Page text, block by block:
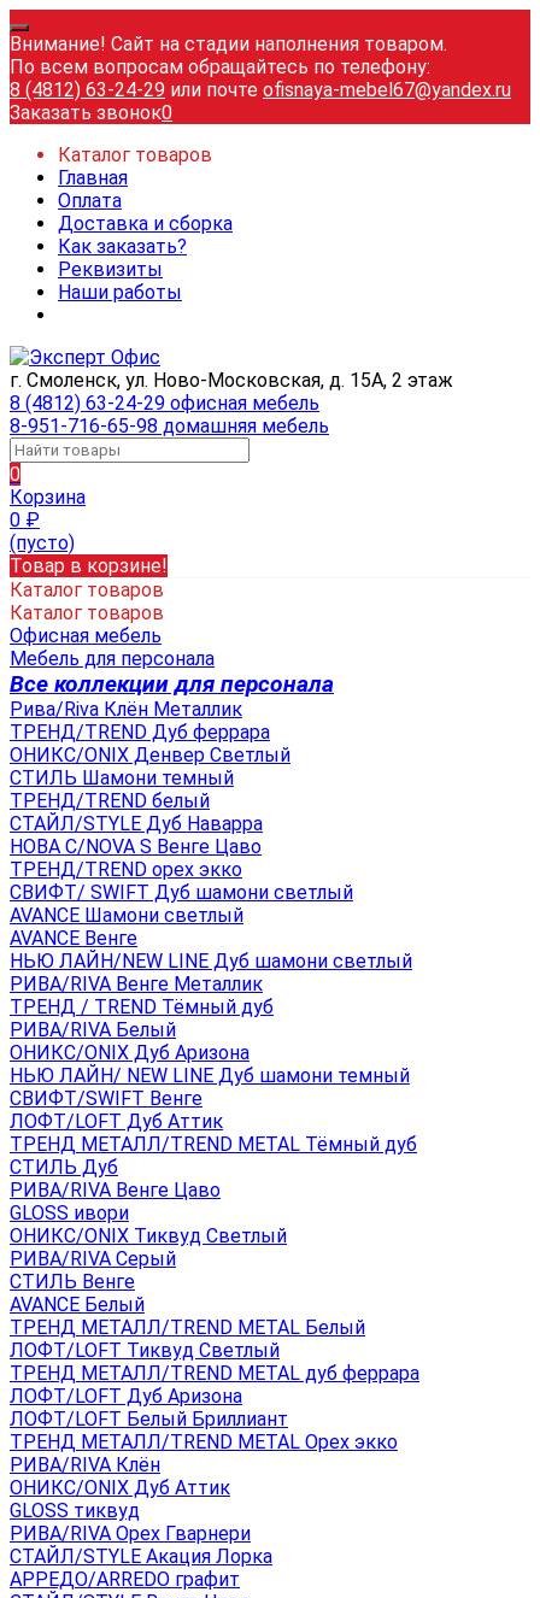
Внимание! Сайт на стадии наполнения товаром.
По всем вопросам обращайтесь по телефону:
8 (4812) 63-24-29 или почте ofisnaya-mebel67@yandex.ru
Заказать звонок0
Каталог товаров
Главная
Оплата
Доставка и сборка
Как заказать?
Реквизиты
Наши работы
г. Смоленск, ул. Ново-Московская, д. 15А, 2 этаж
8 (4812) 63-24-29 офисная мебель
8-951-716-65-98 домашняя мебель
0
Корзина
0 ₽
(пусто)
Товар в корзине!
Каталог товаров
Каталог товаров
Офисная мебель
Мебель для персонала
Все коллекции для персонала
Рива/Riva Клён Металлик
ТРЕНД/TREND Дуб феррара
ОНИКС/ONIX Денвер Светлый
СТИЛЬ Шамони темный
ТРЕНД/TREND белый
СТАЙЛ/STYLE Дуб Наварра
НОВА С/NOVA S Венге Цаво
ТРЕНД/TREND орех экко
СВИФТ/ SWIFT Дуб шамони светлый
AVANCE Шамони светлый
AVANCE Венге
НЬЮ ЛАЙН/NEW LINE Дуб шамони светлый
РИВА/RIVA Венге Металлик
TРЕНД / TREND Тёмный дуб
РИВА/RIVA Белый
ОНИКС/ONIX Дуб Аризона
НЬЮ ЛАЙН/ NEW LINE Дуб шамони темный
СВИФТ/SWIFT Венге
ЛОФТ/LOFT Дуб Аттик
ТРЕНД МЕТАЛЛ/TREND METAL Тёмный дуб
СТИЛЬ Дуб
РИВА/RIVA Венге Цаво
GLOSS ивори
ОНИКС/ONIX Тиквуд Светлый
РИВА/RIVA Серый
СТИЛЬ Венге
AVANСE Белый
ТРЕНД МЕТАЛЛ/TREND METAL Белый
ЛОФТ/LOFT Тиквуд Светлый
ТРЕНД МЕТАЛЛ/TREND METAL дуб феррара
ЛОФТ/LOFT Дуб Аризона
ЛОФТ/LOFT Белый Бриллиант
ТРЕНД МЕТАЛЛ/TREND METAL Орех экко
РИВА/RIVA Клён
ОНИКС/ONIX Дуб Аттик
GLOSS тиквуд
РИВА/RIVA Орех Гварнери
СТАЙЛ/STYLE Акация Лорка
АРРЕДО/ARREDO графит